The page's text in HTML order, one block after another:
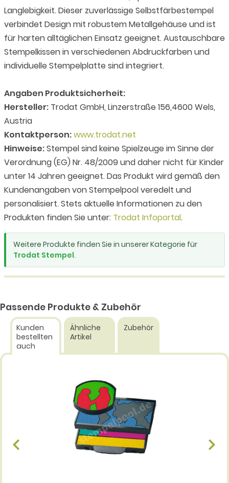
Langlebigkeit. Dieser zuverlässige Selbstfärbestempel
verbindet Design mit robustem Metallgehäuse und ist
für harten alltäglichen Einsatz geeignet. Austauschbare
Stempelkissen in verschiedenen Abdruckfarben und
individuelle Stempelplatte sind integriert.
Angaben Produktsicherheit:
Hersteller: Trodat GmbH, Linzerstraße 156,4600 Wels,
Austria
Kontaktperson:www.trodat.net
Hinweise:Stempel sind keine Spielzeuge im Sinne der
Verordnung (EG) Nr. 48/2009 und daher nicht für Kinder
unter 14 Jahren geeignet. Das Produkt wird gemäß den
Kundenangaben von Stempelpool veredelt und
personalisiert. Stets aktuelle Informationen zu den
Produkten finden Sie unter: Trodat Infoportal.
Weitere Produkte finden Sie in unserer Kategorie für
Trodat Stempel.
Passende Produkte & Zubehör
Kunden
bestellten
auch
Ähnliche
Artikel
Zubehör